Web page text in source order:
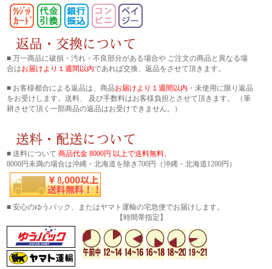
■ 万一商品に破損・汚れ・不良部分がある場合や ご注文の商品と異なる場
合はお届けより１週間以内であれば交換、返品をさせて頂きます。
■ お客様都合による返品は、商品お届けより１週間以内 ・未使用に限り返品
をお受けします。送料、 及び手数料はお客様負担とさせて頂きます。 （筆
耕させて頂く一部商品の返品はお受けできません。）
■ 送料について 商品代金 8000円 以上で送料無料。
8000円未満の場合は沖縄・北海道を除き700円（沖縄・北海道1200円）
■ 安心のゆうパック、またはヤマト運輸の宅急便でお届けします。
【時間帯指定】